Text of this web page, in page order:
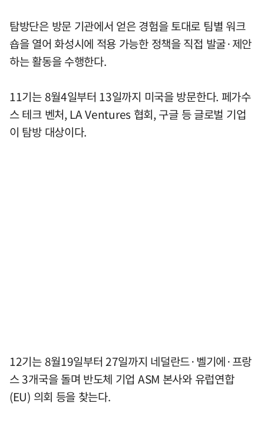
탐방단은 방문 기관에서 얻은 경험을 토대로 팀별 워크
숍을 열어 화성시에 적용 가능한 정책을 직접 발굴·제안
하는 활동을 수행한다.
11기는 8월4일부터 13일까지 미국을 방문한다. 페가수
스 테크 벤처, LA Ventures 협회, 구글 등 글로벌 기업
이 탐방 대상이다.
12기는 8월19일부터 27일까지 네덜란드·벨기에·프랑
스 3개국을 돌며 반도체 기업 ASM 본사와 유럽연합
(EU) 의회 등을 찾는다.